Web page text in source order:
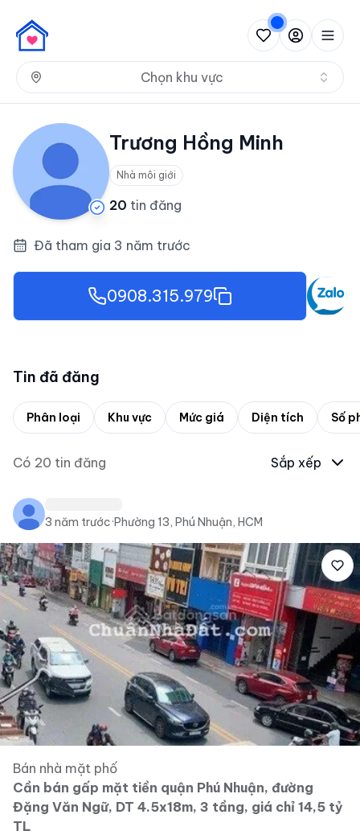
Chọn khu vực
Trương Hồng Minh
Nhà môi giới
20 tin đăng
Đã tham gia 3 năm trước
0908.315.979
Tin đã đăng
Phân loại Khu vực Mức giá Diện tích Số
Có 20 tin đăng Sắp xếp
3 năm trước·Phường 13, Phú Nhuận, HCM
Bán nhà mặt phố
Cần bán gấp mặt tiền quận Phú Nhuận, đường
Đặng Văn Ngữ, DT 4.5x18m, 3 tầng, giá chỉ 14,5 tỷ
TL